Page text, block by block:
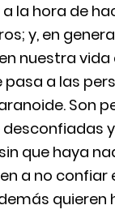
la hora de
y, en
nuestra
pasa a las
Son
que haya
a no confiar
quieren